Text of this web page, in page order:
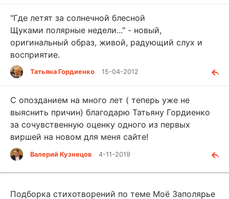
"Где летят за солнечной блесной
Щуками полярные недели..." - новый,
оригинальный образ, живой, радующий слух и
восприятие.
Татьяна Гордиенко 15-04-2012
С опозданием на много лет ( теперь уже не
выяснить причин) благодарю Татьяну Гордиенко
за сочувственную оценку одного из первых
виршей на новом для меня сайте!
Валерий Кузнецов 4-11-2019
Подборка стихотворений по теме Моё Заполярье